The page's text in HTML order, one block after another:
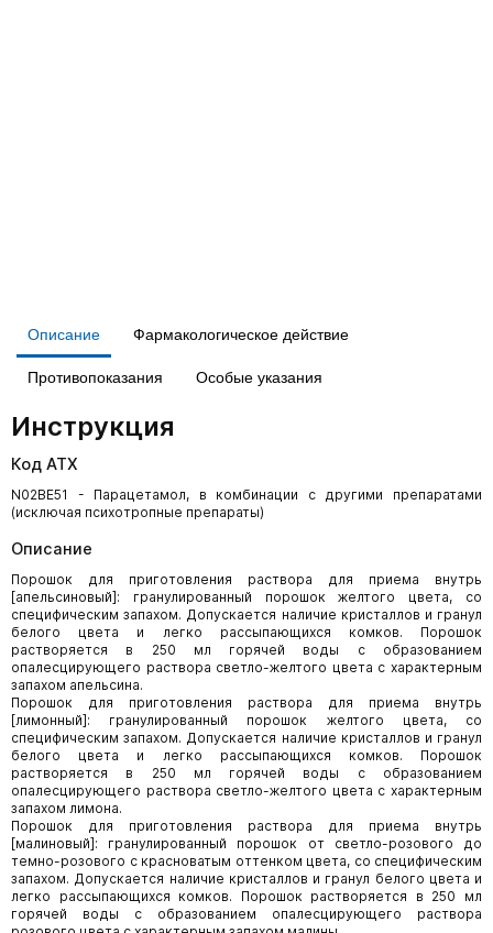
Описание Фармакологическое действие
Противопоказания Особые указания
Инструкция
Код АТХ
N02BE51 - Парацетамол, в комбинации с другими препаратами
(исключая психотропные препараты)
Описание
Порошок для приготовления раствора для приема внутрь
[апельсиновый]: гранулированный порошок желтого цвета, со
специфическим запахом. Допускается наличие кристаллов и гранул
белого цвета и легко рассыпающихся комков. Порошок
растворяется в 250 мл горячей воды с образованием
опалесцирующего раствора светло-желтого цвета с характерным
запахом апельсина.
Порошок для приготовления раствора для приема внутрь
[лимонный]: гранулированный порошок желтого цвета, со
специфическим запахом. Допускается наличие кристаллов и гранул
белого цвета и легко рассыпающихся комков. Порошок
растворяется в 250 мл горячей воды с образованием
опалесцирующего раствора светло-желтого цвета с характерным
запахом лимона.
Порошок для приготовления раствора для приема внутрь
[малиновый]: гранулированный порошок от светло-розового до
темно-розового с красноватым оттенком цвета, со специфическим
запахом. Допускается наличие кристаллов и гранул белого цвета и
легко рассыпающихся комков. Порошок растворяется в 250 мл
горячей воды с образованием опалесцирующего раствора